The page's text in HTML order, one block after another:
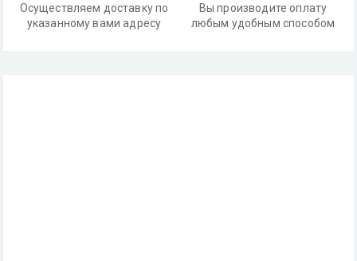
Осуществляем доставку по
указанному вами адресу
Вы производите оплату
любым удобным способом